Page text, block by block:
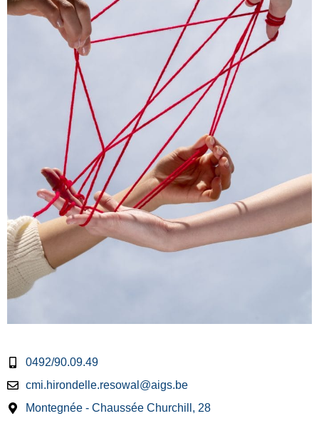
0492/90.09.49
cmi.hirondelle.resowal@aigs.be
Montegnée - Chaussée Churchill, 28